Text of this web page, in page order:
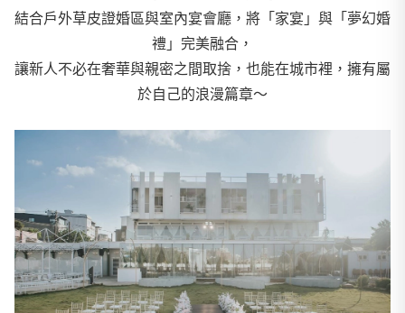
結合戶外草皮證婚區與室內宴會廳，將「家宴」與「夢幻婚
禮」完美融合，
讓新人不必在奢華與親密之間取捨，也能在城市裡，擁有屬
於自己的浪漫篇章～